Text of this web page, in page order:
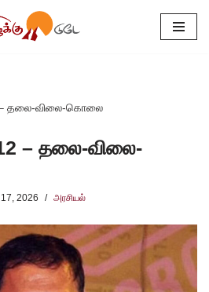
– தலை-விலை-கொலை
– தலை-விலை-
2026 அரசியல்